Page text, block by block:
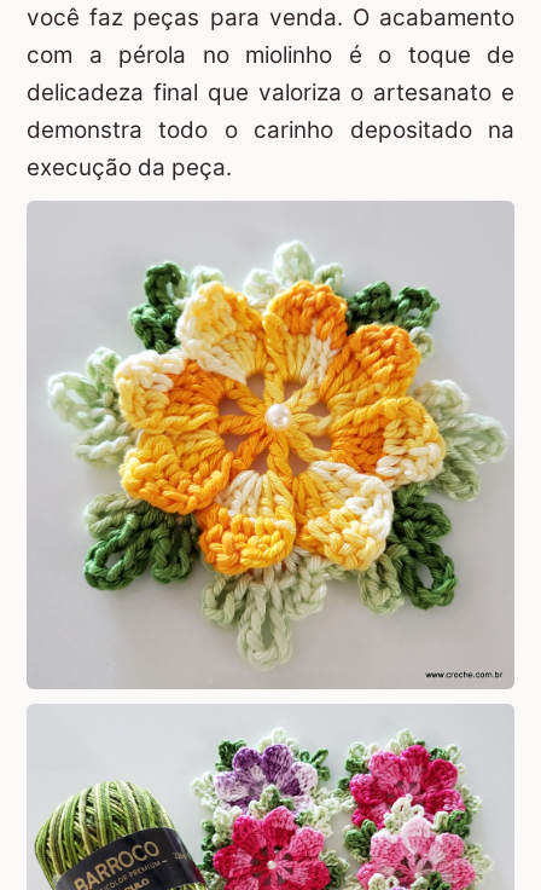
você faz peças para venda. O acabamento
com a pérola no miolinho é o toque de
delicadeza final que valoriza o artesanato e
demonstra todo o carinho depositado na
execução da peça.